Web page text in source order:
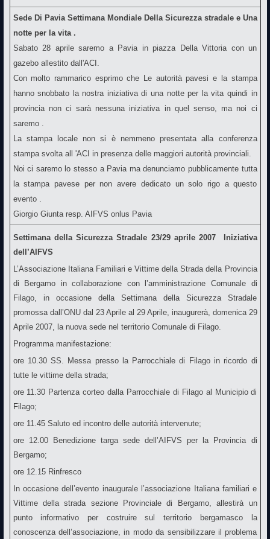
Sede Di Pavia Settimana Mondiale Della Sicurezza stradale e Una
notte per la vita .
Sabato 28 aprile saremo a Pavia in piazza Della Vittoria con un
gazebo allestito dall'ACI.
Con molto rammarico esprimo che Le autorità pavesi e la stampa
hanno snobbato la nostra iniziativa di una notte per la vita quindi in
provincia non ci sarà nessuna iniziativa in quel senso, ma noi ci
saremo .
La stampa locale non si è nemmeno presentata alla conferenza
stampa svolta all 'ACI in presenza delle maggiori autorità provinciali.
Noi ci saremo lo stesso a Pavia ma denunciamo pubblicamente tutta
la stampa pavese per non avere dedicato un solo rigo a questo
evento .
Giorgio Giunta resp. AIFVS onlus Pavia
Settimana della Sicurezza Stradale 23/29 aprile 2007  Iniziativa
dell’AIFVS
L’Associazione Italiana Familiari e Vittime della Strada della Provincia
di Bergamo in collaborazione con l’amministrazione Comunale di
Filago, in occasione della Settimana della Sicurezza Stradale
promossa dall’ONU dal 23 Aprile al 29 Aprile, inaugurerà, domenica 29
Aprile 2007, la nuova sede nel territorio Comunale di Filago.
Programma manifestazione:
ore 10.30 SS. Messa presso la Parrocchiale di Filago in ricordo di
tutte le vittime della strada;
ore 11.30 Partenza corteo dalla Parrocchiale di Filago al Municipio di
Filago;
ore 11.45 Saluto ed incontro delle autorità intervenute;
ore 12.00 Benedizione targa sede dell’AIFVS per la Provincia di
Bergamo;
ore 12.15 Rinfresco
In occasione dell’evento inaugurale l’associazione Italiana familiari e
Vittime della strada sezione Provinciale di Bergamo, allestirà un
punto informativo per costruire sul territorio bergamasco la
conoscenza dell’associazione, in modo da sensibilizzare il problema